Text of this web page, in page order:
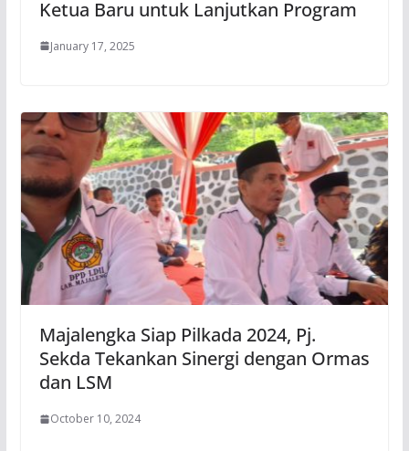
Ketua Baru untuk Lanjutkan Program
January 17, 2025
Majalengka Siap Pilkada 2024, Pj.
Sekda Tekankan Sinergi dengan Ormas
dan LSM
October 10, 2024